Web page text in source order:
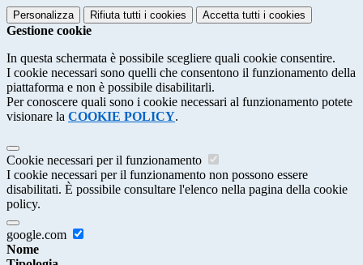
Personalizza Rifiuta tutti i cookies Accetta tutti i cookies
Gestione cookie
In questa schermata è possibile scegliere quali cookie consentire.
I cookie necessari sono quelli che consentono il funzionamento della
piattaforma e non è possibile disabilitarli.
Per conoscere quali sono i cookie necessari al funzionamento potete
visionare la COOKIE POLICY.
Cookie necessari per il funzionamento
I cookie necessari per il funzionamento non possono essere
disabilitati. È possibile consultare l'elenco nella pagina della cookie
policy.
google.com
Nome